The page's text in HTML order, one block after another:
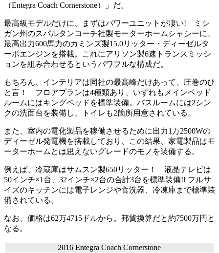
（Entegra Coach Cornerstone）」だ。
最高級モデルだけに、まずはパワーユニットが凄い! ミシ
ガン州のスパルタンコーチ社製モーターホームシャシーに、
最高出力600馬力のカミンズ製15.0リッター・ディーゼルタ
ーボエンジンを搭載。これにアリソン製6速トランスミッシ
ョンを組み合わせるというパワフルな構成だ。
もちろん、インテリアは同社の最高峰だけあって、圧巻のひ
と言！ フロアプランは4種類あり、いずれもメインベッド
ルームにはキングベッドを標準装備。バスルームには2シン
クの洗面台を装備し、トイレも2箇所用意されている。
また、室内の電化製品を稼働させるために出力1万2500Wの
ディーゼル発電機を搭載しており、この結果、家電製品はモ
ーターホームとは思えないグレードのモノを装備する。
例えば、冷蔵庫はサムスン製650リッター！ 液晶テレビは
50インチ×1台、32インチ×2台の合計3台を標準装備!! フルサ
イズのキッチンには電子レンジや食洗器、冷凍庫まで標準装
備されている。
なお、価格は62万4715ドルから。邦貨換算だと約7500万円と
なる。
2016 Entegra Coach Cornerstone